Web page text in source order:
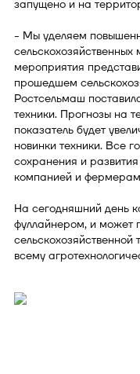
запущено и на
- Мы уделяем
мероприятия
прошедшем
Ростсельмаш
техники. Прогнозы на
показатель будет
новинки техники. Все
сохранения и
компанией и
На сегодняшний день
фуллайнером, и может
всему